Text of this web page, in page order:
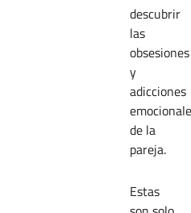
descubrir
las
obsesiones
y
adicciones
de la
pareja.
Estas